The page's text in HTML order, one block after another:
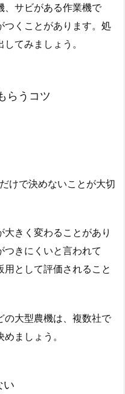
、サビがある作業機で
つくことがあります。処
てみましょう。
らうコツ
けで決めないことが大切
きく変わることがあり
つきにくいと言われて
用として評価されること
の大型農機は、複数社で
ましょう。
い